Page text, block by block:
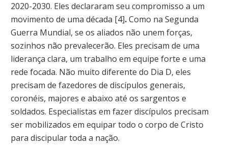
2020-2030. Eles declararam seu compromisso a um
movimento de uma década [4].Como na Segunda
Guerra Mundial, se os aliados não unem forças,
sozinhos não prevalecerão. Eles precisam de uma
liderança clara, um trabalho em equipe forte e uma
rede focada. Não muito diferente do Dia D, eles
precisam de fazedores de discípulos generais,
coronéis, majores e abaixo até os sargentos e
soldados. Especialistas em fazer discípulos precisam
ser mobilizados em equipar todo o corpo de Cristo
para discipular toda a nação.